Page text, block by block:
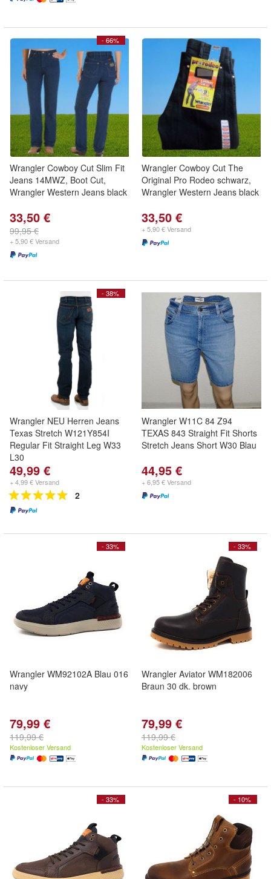
- 66%
Wrangler Cowboy Cut Slim Fit
Jeans 14MWZ, Boot Cut,
Wrangler Western Jeans black
33,50 €
99,95 €
+ 5,90 € Versand
Wrangler Cowboy Cut The
Original Pro Rodeo schwarz,
Wrangler Western Jeans black
33,50 €
+ 5,90 € Versand
- 38%
Wrangler NEU Herren Jeans
Texas Stretch W121Y854I
Regular Fit Straight Leg W33
L30
49,99 €
+ 4,99 € Versand
2
Wrangler W11C 84 Z94
TEXAS 843 Straight Fit Shorts
Stretch Jeans Short W30 Blau
44,95 €
+ 6,95 € Versand
- 33%
Wrangler WM92102A Blau 016
navy
79,99 €
119,99 €
Kostenloser Versand
- 33%
Wrangler Aviator WM182006
Braun 30 dk. brown
79,99 €
119,99 €
Kostenloser Versand
- 33% - 10%